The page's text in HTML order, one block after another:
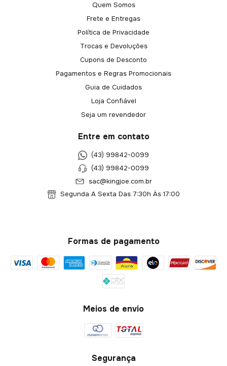
Quem Somos
Frete e Entregas
Política de Privacidade
Trocas e Devoluções
Cupons de Desconto
Pagamentos e Regras Promocionais
Guia de Cuidados
Loja Confiável
Seja um revendedor
Entre em contato
(43) 99842-0099
(43) 99842-0099
sac@kingjoe.com.br
Segunda A Sexta Das 7:30h Às 17:00
Formas de pagamento
Meios de envio
Segurança